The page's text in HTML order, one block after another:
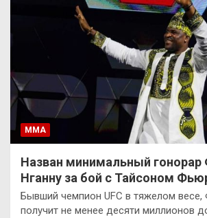
ММА
Назван минимальный гонорар
Нганну за бой с Тайсоном
Бывший чемпион UFC в тяжелом весе,
получит не менее десяти миллионов